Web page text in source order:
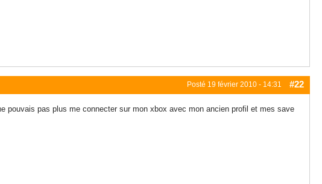
Posté 19 février 2010 - 14:31 #22
pouvais pas plus me connecter sur mon xbox avec mon ancien profil et mes save